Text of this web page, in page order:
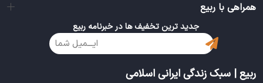
همراهی با ربیع
جدید ترین تخفیف ها در خبرنامه ربیع
ربیع | سبک زندگی ایرانی اسلامی